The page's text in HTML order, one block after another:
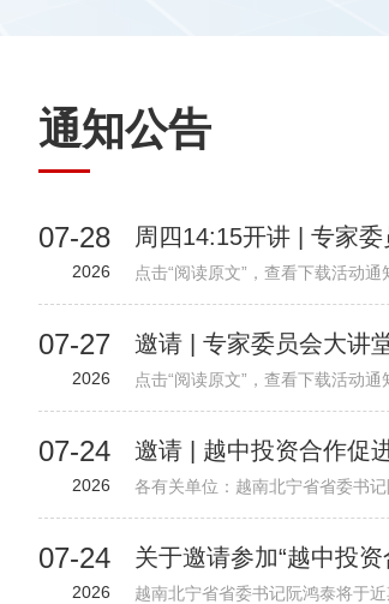
通知公告
07-28
2026 点击“阅读原文”，查看下载活动通
07-27
2026 点击“阅读原文”，查看下载活动通
07-24
2026
邀请 | 越中投资合作促
07-24
2026
关于邀请参加“越中投